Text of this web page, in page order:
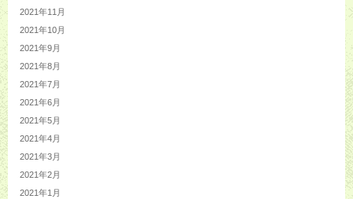
2021年11月
2021年10月
2021年9月
2021年8月
2021年7月
2021年6月
2021年5月
2021年4月
2021年3月
2021年2月
2021年1月